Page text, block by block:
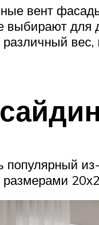
вент
выбирают для
размерами